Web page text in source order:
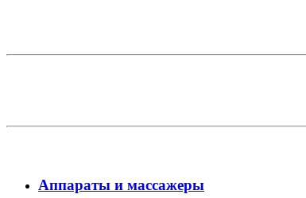
Аппараты и массажеры